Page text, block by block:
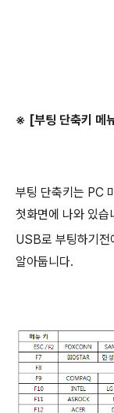
※ [부팅 단축키 메
부팅 단축키는 PC
첫화면에 나와 있습
USB로 부팅하기전
알아둡니다.